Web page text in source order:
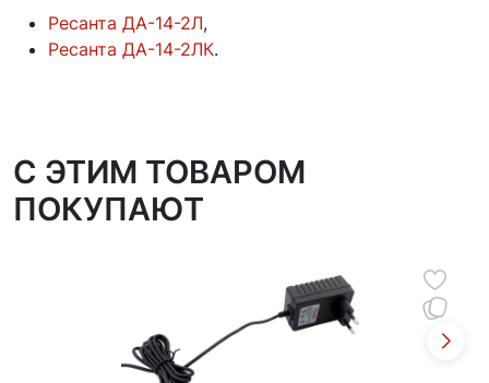
Ресанта ДА-14-2Л,
Ресанта ДА-14-2ЛК.
C ЭТИМ ТОВАРОМ
ПОКУПАЮТ